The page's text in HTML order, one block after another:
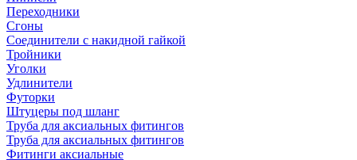
Переходники
Сгоны
Соединители с накидной гайкой
Тройники
Уголки
Удлинители
Футорки
Штуцеры под шланг
Труба для аксиальных фитингов
Труба для аксиальных фитингов
Фитинги аксиальные